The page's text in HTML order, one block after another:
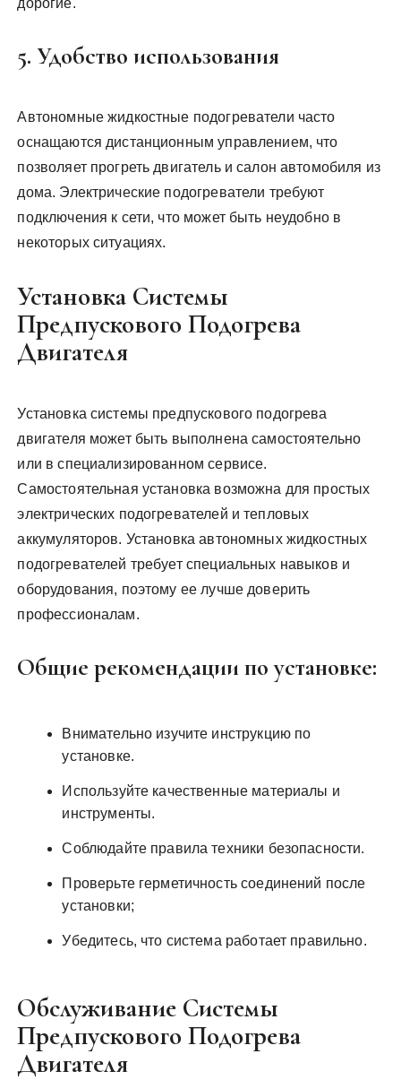
дорогие.
5. Удобство использования
Автономные жидкостные подогреватели часто
оснащаются дистанционным управлением, что
позволяет прогреть двигатель и салон автомобиля из
дома. Электрические подогреватели требуют
подключения к сети, что может быть неудобно в
некоторых ситуациях.
Установка Системы
Предпускового Подогрева
Двигателя
Установка системы предпускового подогрева
двигателя может быть выполнена самостоятельно
или в специализированном сервисе.
Самостоятельная установка возможна для простых
электрических подогревателей и тепловых
аккумуляторов. Установка автономных жидкостных
подогревателей требует специальных навыков и
оборудования, поэтому ее лучше доверить
профессионалам.
Общие рекомендации по установке:
Внимательно изучите инструкцию по
установке.
Используйте качественные материалы и
инструменты.
Соблюдайте правила техники безопасности.
Проверьте герметичность соединений после
установки;
Убедитесь, что система работает правильно.
Обслуживание Системы
Предпускового Подогрева
Двигателя